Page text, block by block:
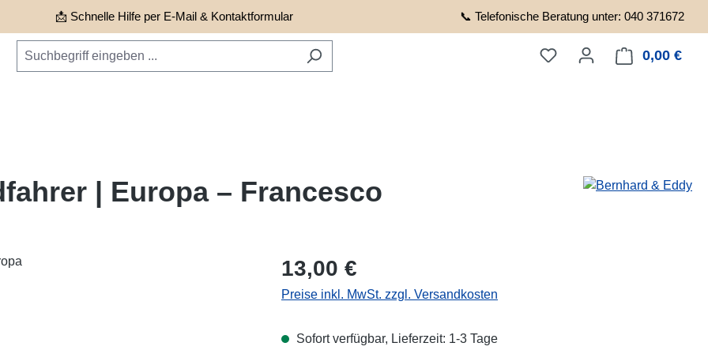
📩 Schnelle Hilfe per E-Mail & Kontaktformular 📞 Telefonische Beratung unter: 040 371672
0,00 €
| Europa – Francesco
Regulärer Preis:
13,00 €
Preise inkl. MwSt. zzgl. Versandkosten
Sofort verfügbar, Lieferzeit: 1-3 Tage